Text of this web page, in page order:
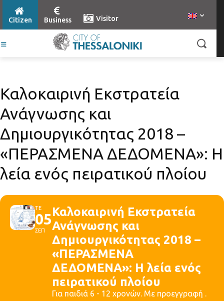
Citizen Business Visitor
Καλοκαιρινή Εκστρατεία
Ανάγνωσης και
Δημιουργικότητας 2018 –
«ΠΕΡΑΣΜΕΝΑ ΔΕΔΟΜΕΝΑ»: Η
λεία ενός πειρατικού πλοίου
ΤΕ
05
ΣΕΠ
Καλοκαιρινή Εκστρατεία
Ανάγνωσης και
Δημιουργικότητας 2018 –
«ΠΕΡΑΣΜΕΝΑ
ΔΕΔΟΜΕΝΑ»: Η λεία ενός
πειρατικού πλοίου
Για παιδιά 6 - 12 χρονών. Με προεγγραφή .